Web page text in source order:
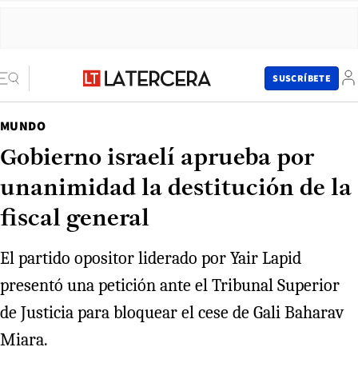
SUSCRÍBETE
MUNDO
Gobierno israelí aprueba por
unanimidad la destitución de la
fiscal general
El partido opositor liderado por Yair Lapid
presentó una petición ante el Tribunal Superior
de Justicia para bloquear el cese de Gali Baharav
Miara.